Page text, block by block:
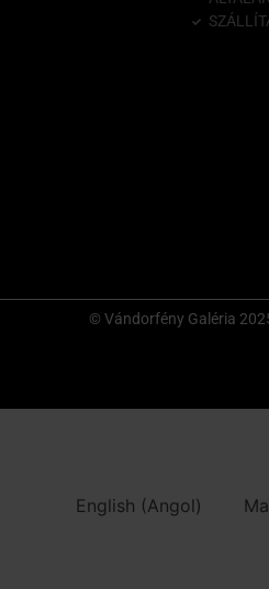
© Vándorfény Galéria
English (Angol)